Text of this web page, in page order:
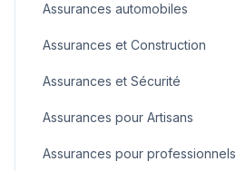
Assurances automobiles
Assurances et Construction
Assurances et Sécurité
Assurances pour Artisans
Assurances pour professionnels